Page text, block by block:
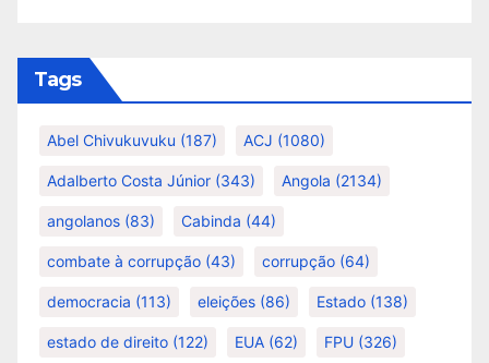
Tags
Abel Chivukuvuku (187) ACJ (1080)
Adalberto Costa Júnior (343) Angola (2134)
angolanos (83) Cabinda (44)
combate à corrupção (43) corrupção (64)
democracia (113) eleições (86) Estado (138)
estado de direito (122) EUA (62) FPU (326)